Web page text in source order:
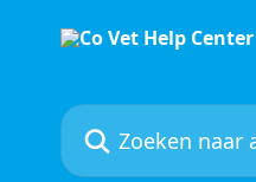
Zoeken naar artikelen